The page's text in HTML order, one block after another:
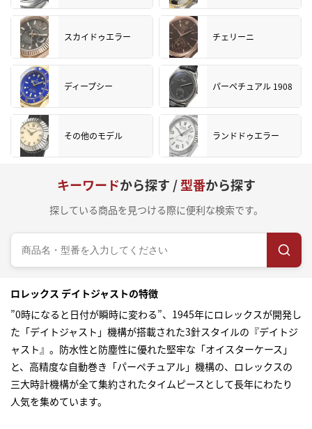
スカイドゥエラー チェリーニ
ディープシー パーペチュアル 1908
その他のモデル ランドドゥエラー
キーワードから探す /型番から探す
探している商品を見つける際に便利な検索です。
ロレックス デイトジャストの特徴
”0時になると日付が瞬時に変わる”、1945年にロレックスが開発し
た「デイトジャスト」機構が搭載された3針スタイルの『デイトジ
ャスト』。防水性と防塵性に優れた堅牢な「オイスターケース」
と、高精度な自動巻き「パーペチュアル」機構の、ロレックスの
三大時計機構が全て集約されたタイムピースとして長年にわたり
人気を集めています。